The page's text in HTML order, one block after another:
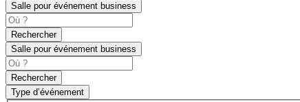
Salle pour événement business
Rechercher
Salle pour événement business
Rechercher
Type d’événement